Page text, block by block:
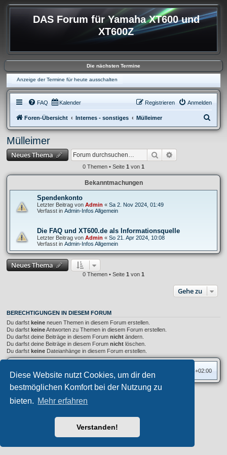
Diese Website nutzt Cookies, um dir den
bestmöglichen Komfort bei der Nutzung zu
bieten. Mehr erfahren
Verstanden!
DAS Forum für Yamaha XT600 und
XT600Z
Die nächsten Termine
Anzeige der Termine für heute ausschalten
FAQ Kalender Anmelden
Registrieren
Foren-Übersicht Internes - sonstiges Mülleimer
u
Mülleimer
Neues Thema Suche
0 Themen • Seite 1 von 1
Bekanntmachungen
Spendenkonto
Letzter Beitrag von Admin « Sa 2. Nov 2024, 01:49
Verfasst in Admin-Infos Allgemein
Die FAQ und XT600.de als Informationsquelle
Letzter Beitrag von Admin « So 21. Apr 2024, 10:08
Verfasst in Admin-Infos Allgemein
Neues Thema
0 Themen • Seite 1 von 1
Gehe zu
BERECHTIGUNGEN IN DIESEM FORUM
Du darfst keine neuen Themen in diesem Forum erstellen.
Du darfst keineAntworten zu Themen in diesem Forum erstellen.
Du darfst deine Beiträge in diesem Forum nicht ändern.
Du darfst deine Beiträge in diesem Forum nicht löschen.
Du darfst keine Dateianhänge in diesem Forum erstellen.
Foren-Übersicht Alle Zeiten sind UTC+02:00
Aerostyle developed for phpBB
Deutsche Übersetzung durch